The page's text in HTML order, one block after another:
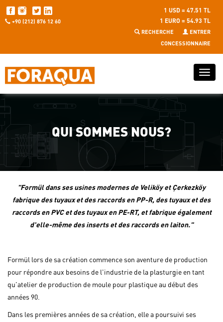
+90 (212) 876 12 60
1 USD = 47.51 TL
1 EURO = 54.93 TL
RECHERCHE
ENTRER
CONCESSIONNAIRE
QUI SOMMES NOUS?
"Formül dans ses usines modernes de Veliköy et Çerkezköy
fabrique des tuyaux et des raccords en PP-R, des tuyaux et des
raccords en PVC et des tuyaux en PE-RT, et fabrique également
d'elle-même des inserts et des raccords en laiton."
Formül lors de sa création commence son aventure de production
pour répondre aux besoins de l'industrie de la plasturgie en tant
qu'atelier de production de moule pour plastique au début des
années 90.
Dans les premières années de sa création, elle a poursuivi ses